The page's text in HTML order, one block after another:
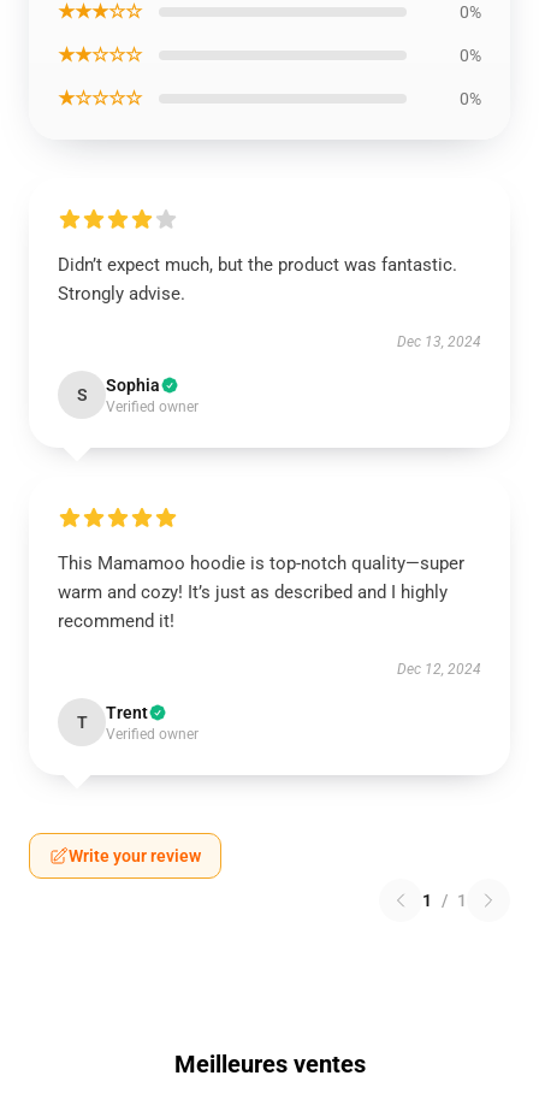
★★★☆☆ 0%
★★☆☆☆ 0%
★☆☆☆☆ 0%
Didn’t expect much, but the product was fantastic.
Strongly advise.
Dec 13, 2024
S Sophia
Verified owner
This Mamamoo hoodie is top-notch quality—super
warm and cozy! It’s just as described and I highly
recommend it!
Dec 12, 2024
T Trent
Verified owner
Write your review
1 / 1
Meilleures ventes